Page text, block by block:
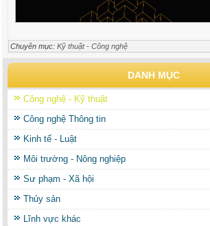
Chuyên mục:Kỹ thuật - Công nghệ
DANH MỤC
Công nghệ - Kỹ thuật
Công nghệ Thông tin
Kinh tế - Luật
Môi trường - Nông nghiệp
Sư phạm - Xã hội
Thủy sản
Lĩnh vực khác